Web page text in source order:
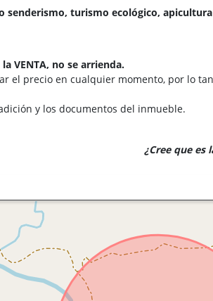
senderismo, turismo ecológico,
VENTA, no se arrienda.
el precio en cualquier momento, por lo
y los documentos del inmueble.
¿Cree que es